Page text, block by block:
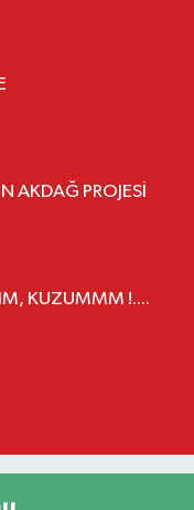
AKDAĞ PROJESİ
KUZUMMM !....